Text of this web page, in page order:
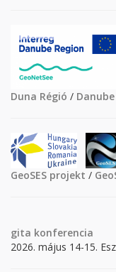
Duna Régió /
GeoSES projekt /
gita konferencia
2026. május 14-15.